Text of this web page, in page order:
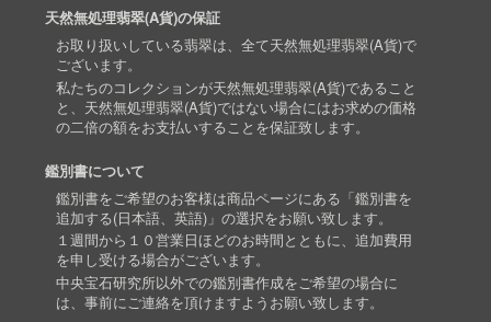
天然無処理翡翠(A貨)の保証
お取り扱いしている翡翠は、全て天然無処理翡翠(A貨)で
ございます。
私たちのコレクションが天然無処理翡翠(A貨)であること
と、天然無処理翡翠(A貨)ではない場合にはお求めの価格
の二倍の額をお支払いすることを保証致します。
鑑別書について
鑑別書をご希望のお客様は商品ページにある「鑑別書を
追加する(日本語、英語)」の選択をお願い致します。
１週間から１０営業日ほどのお時間とともに、追加費用
を申し受ける場合がございます。
中央宝石研究所以外での鑑別書作成をご希望の場合に
は、事前にご連絡を頂けますようお願い致します。